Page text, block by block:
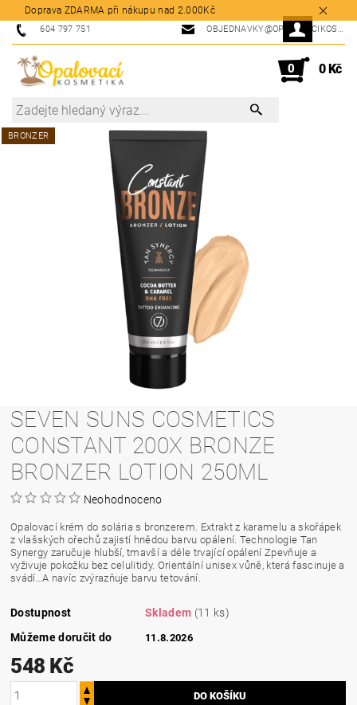
Doprava ZDARMA při nákupu nad 2.000Kč
604 797 751 OBJEDNAVKY@OPALOVACIKOSMETIKA.CZ
0 0 Kč
BRONZER
SEVEN SUNS COSMETICS
CONSTANT 200X BRONZE
BRONZER LOTION 250ML
Neohodnoceno
Opalovací krém do solária s bronzerem. Extrakt z karamelu a skořápek
z vlašských ořechů zajistí hnědou barvu opálení. Technologie Tan
Synergy zaručuje hlubší, tmavší a déle trvající opálení Zpevňuje a
vyživuje pokožku bez celulitidy. Orientální unisex vůně, která fascinuje a
svádí…A navíc zvýrazňuje barvu tetování.
Dostupnost Skladem (11 ks)
Můžeme doručit do
11.8.2026
548 Kč